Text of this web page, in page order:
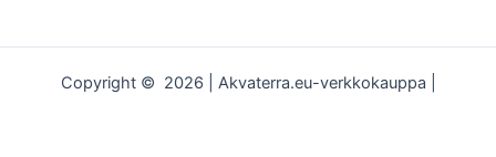
Copyright © 2026 | Akvaterra.eu-verkkokauppa |